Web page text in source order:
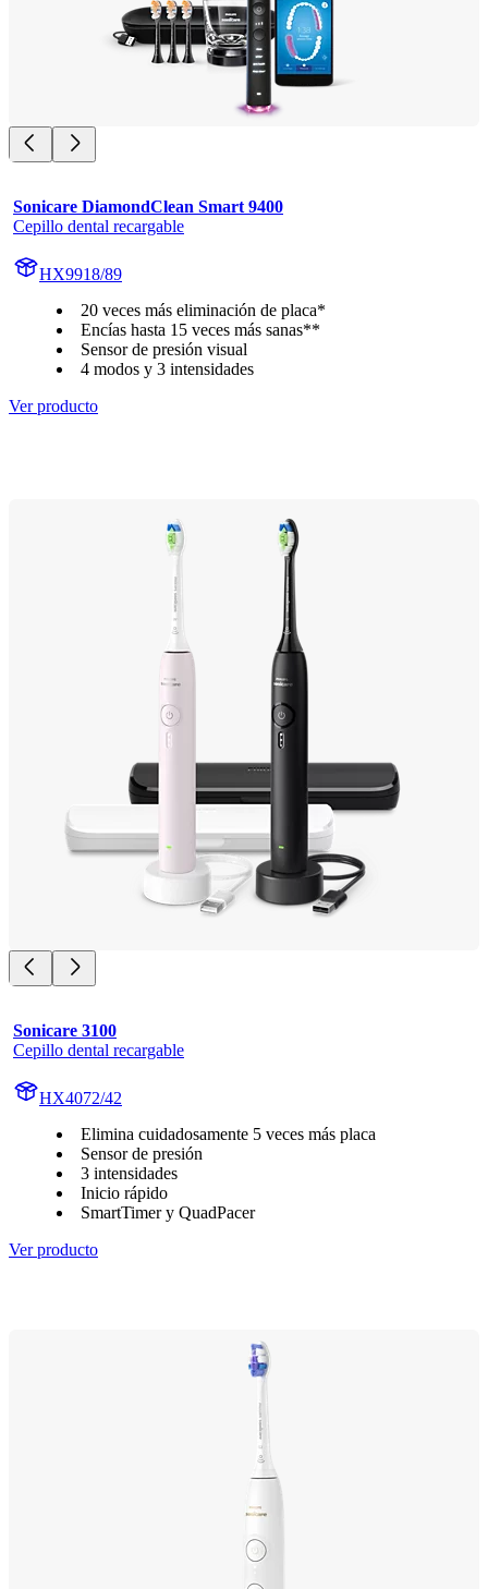
Sonicare DiamondClean Smart 9400
Cepillo dental recargable
HX9918/89
20 veces más eliminación de placa*
Encías hasta 15 veces más sanas**
Sensor de presión visual
4 modos y 3 intensidades
Ver producto
Sonicare 3100
Cepillo dental recargable
HX4072/42
Elimina cuidadosamente 5 veces más placa
Sensor de presión
3 intensidades
Inicio rápido
SmartTimer y QuadPacer
Ver producto